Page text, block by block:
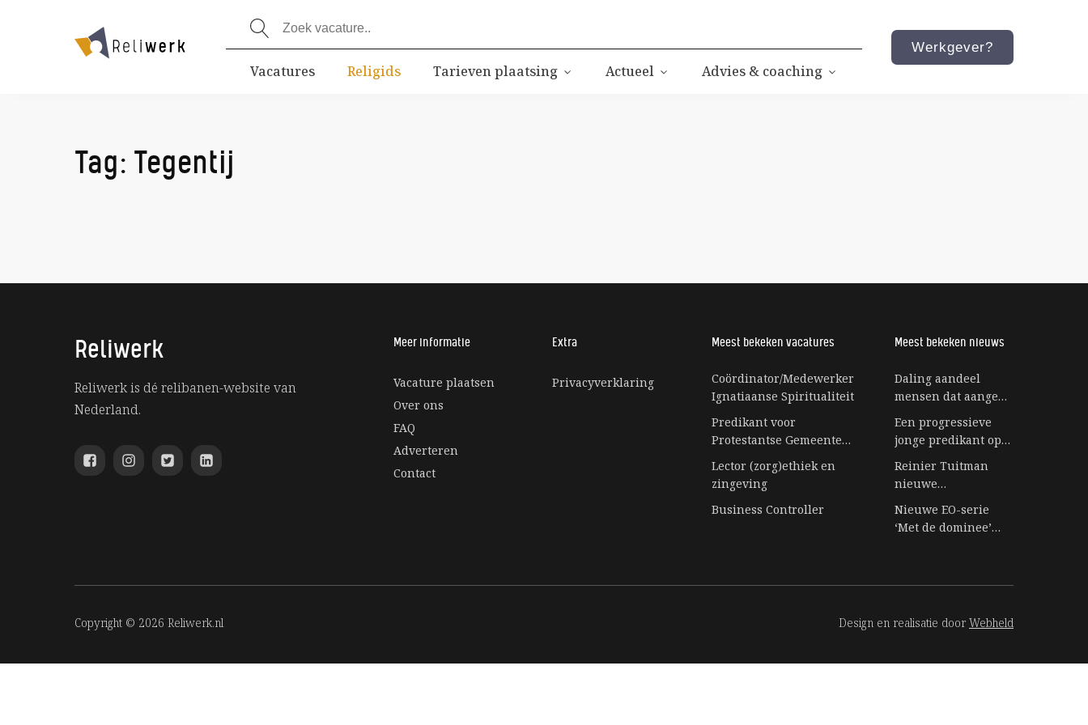
Vacatures Religids Tarieven plaatsing Actueel Advies & coaching
Werkgever?
Tag: Tegentij
Reliwerk
Reliwerk is dé relibanen-website van
Nederland.
Meer informatie
Vacature plaatsen
Over ons
FAQ
Adverteren
Contact
Extra
Privacyverklaring
Meest bekeken vacatures
Coördinator/Medewerker
Ignatiaanse Spiritualiteit
Predikant voor
Protestantse Gemeente
Eerbeek
Lector (zorg)ethiek en
zingeving
Business Controller
Meest bekeken nieuws
Daling aandeel
mensen dat aangeeft
bij religie te horen
stagneert
Een progressieve
jonge predikant op
een eiland vol
senioren
Reinier Tuitman
nieuwe
gemeentepredikant
kloostergemeente
Nijkleaster-
Nieuwe EO-serie
‘Met de dominee’
Copyright © 2026 Reliwerk.nl Design en realisatie door Webheld